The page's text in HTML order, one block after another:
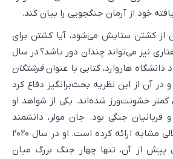
خود از آرمان جنگجویی را بیان کند.
کشتن ستایش می‌شود، آیا کشتن برای
نیز می‌تواند چندان دور باشد؟ در سال
فرشتگان
در آن از این نظریه بحث‌برانگیز دفاع کرد
خشونت‌ورز شده‌اند. یکی از شواهد او
جنگی بود. جان مولر، دانشمند
علوم سیاسی، نیز استدلالی مشابه ارائه کرده است. او در سال ۲۰۲۰
که طی ۳۰ سال پیش از آن، تنها چهار جنگ بزرگ میان